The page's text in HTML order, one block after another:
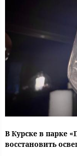
В Курске в парке
восстановить